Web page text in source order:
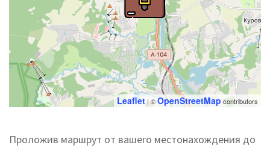
Leaflet | ©OpenStreetMap contributors
Проложив маршрут от вашего местонахождения до